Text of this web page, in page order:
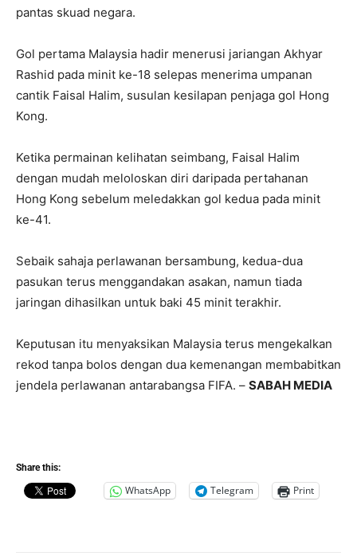
pantas skuad negara.
Gol pertama Malaysia hadir menerusi jariangan Akhyar
Rashid pada minit ke-18 selepas menerima umpanan
cantik Faisal Halim, susulan kesilapan penjaga gol Hong
Kong.
Ketika permainan kelihatan seimbang, Faisal Halim
dengan mudah meloloskan diri daripada pertahanan
Hong Kong sebelum meledakkan gol kedua pada minit
ke-41.
Sebaik sahaja perlawanan bersambung, kedua-dua
pasukan terus menggandakan asakan, namun tiada
jaringan dihasilkan untuk baki 45 minit terakhir.
Keputusan itu menyaksikan Malaysia terus mengekalkan
rekod tanpa bolos dengan dua kemenangan membabitkan
jendela perlawanan antarabangsa FIFA. – SABAH MEDIA
Share this:
WhatsApp Telegram Print